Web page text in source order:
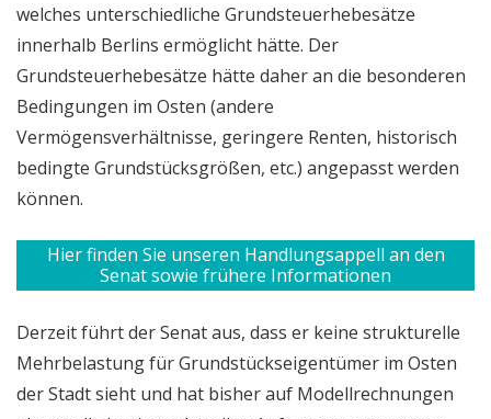
welches unterschiedliche Grundsteuerhebesätze
innerhalb Berlins ermöglicht hätte. Der
Grundsteuerhebesätze hätte daher an die besonderen
Bedingungen im Osten (andere
Vermögensverhältnisse, geringere Renten, historisch
bedingte Grundstücksgrößen, etc.) angepasst werden
können.
Hier finden Sie unseren Handlungsappell an den
Senat sowie frühere Informationen
Derzeit führt der Senat aus, dass er keine strukturelle
Mehrbelastung für Grundstückseigentümer im Osten
der Stadt sieht und hat bisher auf Modellrechnungen